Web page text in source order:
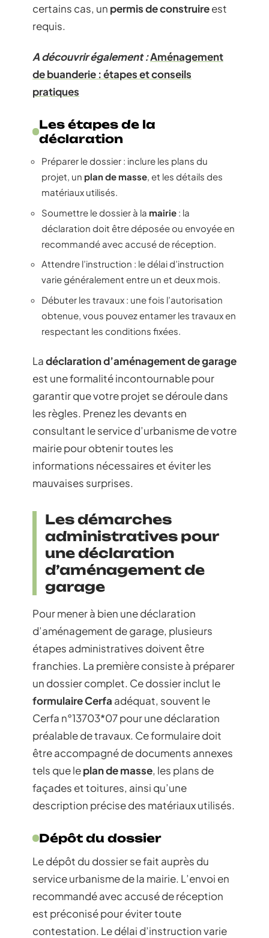
certains cas, un permis de construireest
requis.
A découvrir également :Aménagement
de buanderie : étapes et conseils
pratiques
Les étapes de la
déclaration
Préparer le dossier : inclure les plans du
projet, un plan de masse, et les détails des
matériaux utilisés.
Soumettre le dossier à la mairie : la
déclaration doit être déposée ou envoyée en
recommandé avec accusé de réception.
Attendre l’instruction : le délai d’instruction
varie généralement entre un et deux mois.
Débuter les travaux : une fois l’autorisation
obtenue, vous pouvez entamer les travaux en
respectant les conditions fixées.
Ladéclaration d’aménagement de garage
est une formalité incontournable pour
garantir que votre projet se déroule dans
les règles. Prenez les devants en
consultant le service d’urbanisme de votre
mairie pour obtenir toutes les
informations nécessaires et éviter les
mauvaises surprises.
Les démarches
administratives pour
une déclaration
d’aménagement de
garage
Pour mener à bien une déclaration
d’aménagement de garage, plusieurs
étapes administratives doivent être
franchies. La première consiste à préparer
un dossier complet. Ce dossier inclut le
formulaire Cerfa adéquat, souvent le
Cerfa n°13703*07 pour une déclaration
préalable de travaux. Ce formulaire doit
être accompagné de documents annexes
tels que leplan de masse, les plans de
façades et toitures, ainsi qu’une
description précise des matériaux utilisés.
Dépôt du dossier
Le dépôt du dossier se fait auprès du
service urbanisme de la mairie. L’envoi en
recommandé avec accusé de réception
est préconisé pour éviter toute
contestation. Le délai d’instruction varie